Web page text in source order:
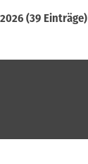
2026 (39 Einträge)